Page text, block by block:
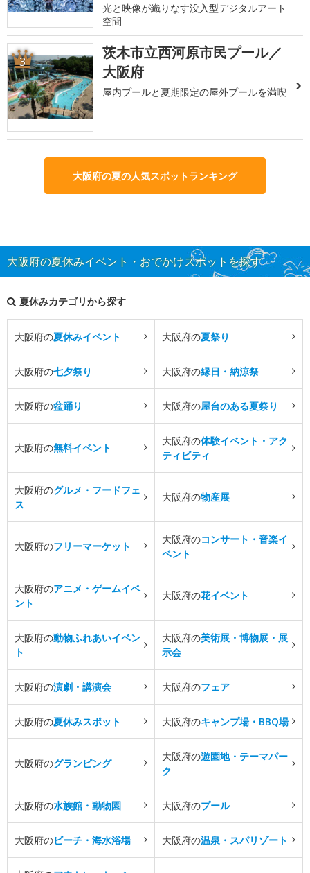
光と映像が織りなす没入型デジタルアート
空間
3
茨木市立西河原市民プール／
大阪府
屋内プールと夏期限定の屋外プールを満喫
大阪府の夏の人気スポットランキング
大阪府の夏休みイベント・おでかけスポットを探す
夏休みカテゴリから探す
大阪府の夏休みイベント 大阪府の夏祭り
大阪府の七夕祭り 大阪府の縁日・納涼祭
大阪府の盆踊り 大阪府の屋台のある夏祭り
大阪府の無料イベント
大阪府の体験イベント・アク
ティビティ
大阪府のグルメ・フードフェ
ス
大阪府の物産展
大阪府のフリーマーケット
大阪府のコンサート・音楽イ
ベント
大阪府のアニメ・ゲームイベ
ント
大阪府の花イベント
大阪府の動物ふれあいイベン
ト
大阪府の美術展・博物展・展
示会
大阪府の演劇・講演会 大阪府のフェア
大阪府の夏休みスポット 大阪府のキャンプ場・BBQ場
大阪府のグランピング
大阪府の遊園地・テーマパー
ク
大阪府の水族館・動物園 大阪府のプール
大阪府のビーチ・海水浴場 大阪府の温泉・スパリゾート